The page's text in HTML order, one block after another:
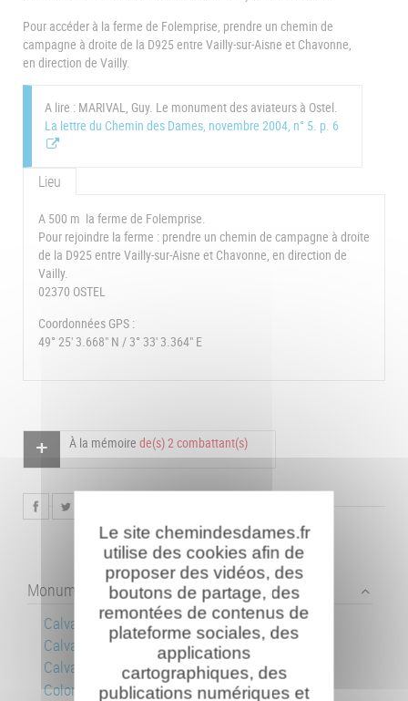
Pour accéder à la ferme de Folemprise, prendre un chemin de
campagne à droite de la D925 entre Vailly-sur-Aisne et Chavonne,
en direction de Vailly.
A lire : MARIVAL, Guy. Le monument des aviateurs à Ostel.
La lettre du Chemin des Dames, novembre 2004, n° 5. p. 6
Lieu
A 500 m la ferme de Folemprise.
Pour rejoindre la ferme : prendre un chemin de campagne à droite
de la D925 entre Vailly-sur-Aisne et Chavonne, en direction de
Vailly.
02370 OSTEL
Coordonnées GPS :
49° 25' 3.668" N / 3° 33' 3.364" E
À la mémoire de(s) 2 combattant(s)
Monuments collectifs
Calvaire du Choléra
Calvaire Lafont-Leveau
Calvaire Meneteau-Barreau
Colonne des Britanniques
Le site chemindesdames.fr
utilise des cookies afin de
proposer des vidéos, des
boutons de partage, des
remontées de contenus de
plateforme sociales, des
applications
cartographiques, des
publications numériques et